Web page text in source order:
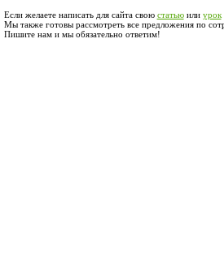
Если желаете написать для сайта свою статьюили урок
Мы также готовы рассмотреть все предложения по
Пишите нам и мы обязательно ответим!